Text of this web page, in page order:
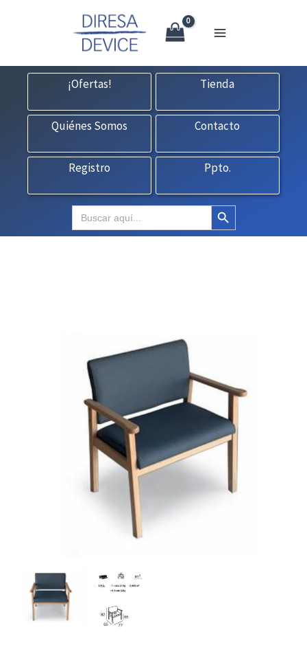
consultas@fedbuy.es| Formulario | Tlf.
¡Ofertas!
Tienda
Quiénes Somos Contacto
Registro Ppto.
Buscar: Botón de búsqueda